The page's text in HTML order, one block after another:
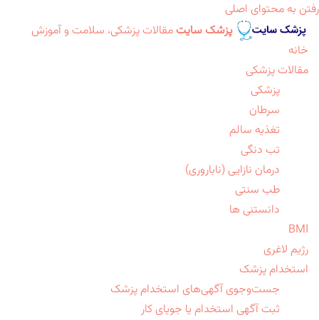
رفتن به محتوای اصلی
پزشک سایت مقالات پزشکی، سلامت و آموزش
خانه
مقالات پزشکی
پزشکی
سرطان
تغذیه سالم
تب دنگی
درمان نازایی (ناباروری)
طب سنتی
دانستنی ها
BMI
رژیم لاغری
استخدام پزشک
جست‌وجوی آگهی‌های استخدام پزشک
ثبت آگهی استخدام یا جویای کار